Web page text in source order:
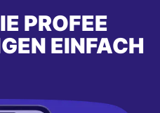
PROFEE
EINFACH